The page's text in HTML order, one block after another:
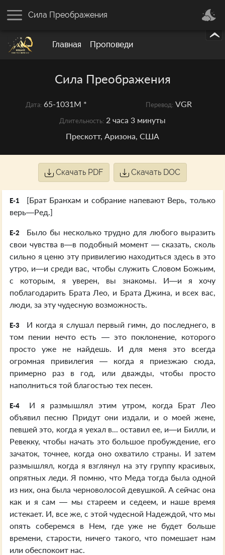
Главная Проповеди
Сила Преображения
Сила Преображения
Дата: 65-1031M * Перевод: VGR
Длительность: 2 часа 3 минуты
Прескотт, Аризона, США
Скачать PDF Скачать DOC
E-1
[Брат Бранхам и собрание напевают Верь, только
верь—Ред.]
E-2
Было бы несколько трудно для любого выразить
свои чувства в—в подобный момент — сказать, сколь
сильно я ценю эту привилегию находиться здесь в это
утро, и—и среди вас, чтобы служить Словом Божьим,
с которым, я уверен, вы знакомы. И—и я хочу
поблагодарить Брата Лео, и Брата Джина, и всех вас,
люди, за эту чудесную возможность.
E-3
И когда я слушал первый гимн, до последнего, в
том пении нечто есть — это поклонение, которого
просто уже не найдешь. И для меня это всегда
огромная привилегия — когда я приезжаю сюда,
примерно раз в год, или дважды, чтобы просто
наполниться той благостью тех песен.
E-4
И я размышлял этим утром, когда Брат Лео
объявил песню Придут они издали, и о моей жене,
певшей это, когда я уехал в... оставил ее, и—и Билли, и
Ревекку, чтобы начать это большое пробуждение, его
зачаток, точнее, когда оно охватило страны. И затем
размышлял, когда я взглянул на эту группу красивых,
опрятных леди. Я помню, что Меда тогда была одной
из них, она была черноволосой девушкой. А сейчас она
как и я сам — мы стареем и седеем, и наше время
истекает. И, все же, с этой чудесной Надеждой, что мы
опять соберемся в Нем, где уже не будет больше
времени, старости, ничего такого, что помешает нам
или обеспокоит нас.